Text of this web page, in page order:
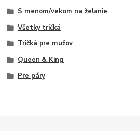
S menom/vekom na želanie
Všetky tričká
Tričká pre mužov
Queen & King
Pre páry